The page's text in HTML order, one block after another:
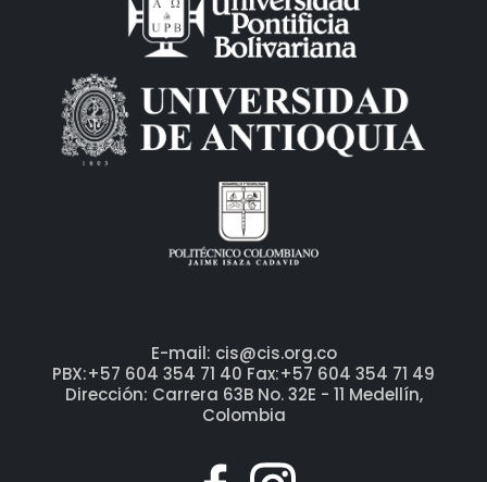
E-mail: cis@cis.org.co
PBX:+57 604 354 71 40 Fax:+57 604 354 71 49
Dirección: Carrera 63B No. 32E - 11 Medellín,
Colombia